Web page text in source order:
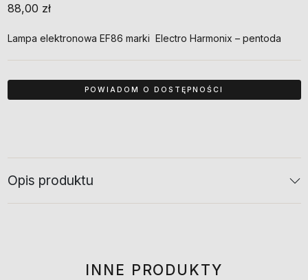
88,00 zł
Lampa elektronowa EF86 marki Electro Harmonix – pentoda
Opis produktu
INNE PRODUKTY